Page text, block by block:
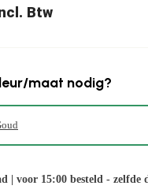
Btw
maat nodig?
| voor 15:00 besteld - zelfde